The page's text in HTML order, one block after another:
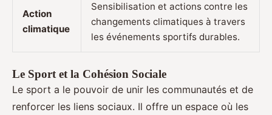
Action
climatique
Sensibilisation et actions contre les
changements climatiques à travers
les événements sportifs durables.
Le Sport et la Cohésion Sociale
Le sport a le pouvoir de unir les communautés et de
renforcer les liens sociaux. Il offre un espace où les